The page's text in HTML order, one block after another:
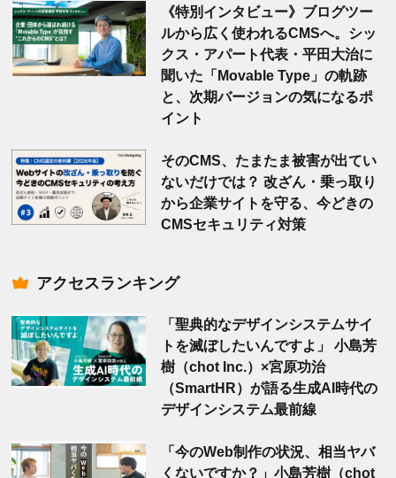
《特別インタビュー》ブログツー
ルから広く使われるCMSへ。シッ
クス・アパート代表・平田大治に
聞いた「Movable Type」の軌跡
と、次期バージョンの気になるポ
イント
そのCMS、たまたま被害が出てい
ないだけでは？ 改ざん・乗っ取り
から企業サイトを守る、今どきの
CMSセキュリティ対策
アクセスランキング
「聖典的なデザインシステムサイ
トを滅ぼしたいんですよ」 小島芳
樹（chot Inc.）×宮原功治
（SmartHR）が語る生成AI時代の
デザインシステム最前線
「今のWeb制作の状況、相当ヤバ
くないですか？」小島芳樹（chot